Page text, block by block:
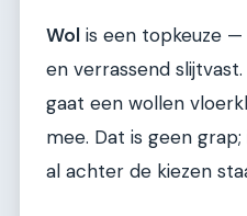
Wol is een topkeuze —
en verrassend
gaat een wollen
mee. Dat is geen
al achter de kiezen